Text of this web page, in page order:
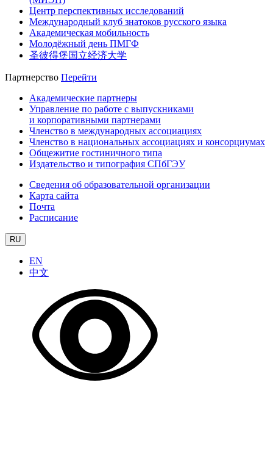
Центр перспективных исследований
Международный клуб знатоков русского языка
Академическая мобильность
Молодёжный день ПМГФ
圣彼得堡国立经济大学
Партнерство Перейти
Академические партнеры
Управление по работе с выпускниками
и корпоративными партнерами
Членство в международных ассоциациях
Членство в национальных ассоциациях и консорциумах
Общежитие гостиничного типа
Издательство и типография СПбГЭУ
Сведения об образовательной организации
Карта сайта
Почта
Расписание
RU
EN
中文